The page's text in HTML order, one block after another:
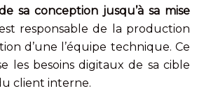
sa conception jusqu’à sa mise
responsable de la production
d’une l’équipe technique. Ce
les besoins digitaux de sa cible
client interne.